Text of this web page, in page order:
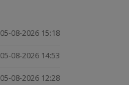
05-08-2026 15:18
05-08-2026 14:53
05-08-2026 12:28